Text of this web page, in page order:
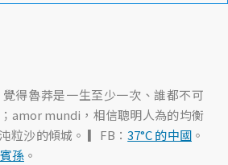
得魯莽是一生至少一次、誰都不可
amor mundi，相信聰明人為的均衡
粒沙的傾城。 ▎FB：37°C 的中國 。
孫 。